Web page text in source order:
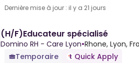
Dernière mise à jour : il y a 21 jours
(H/F)Educateur spécialisé
Domino RH - Care Lyon•Rhone, Lyon,
Temporaire
Quick Apply